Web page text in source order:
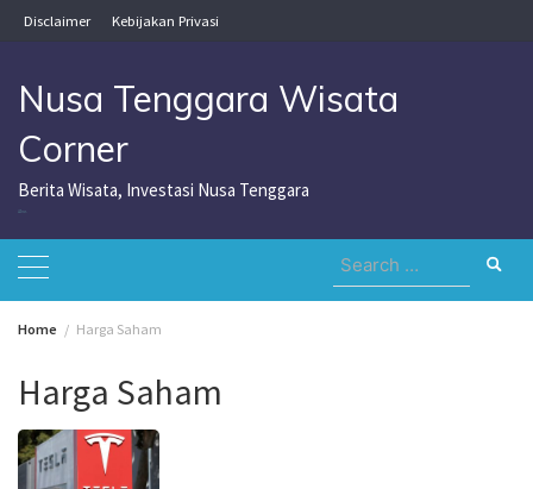
Skip
to
Disclaimer Kebijakan Privasi
Nusa Tenggara Wisata
Corner
Berita Wisata, Investasi Nusa Tenggara
Search
for:
Home Harga Saham
Harga Saham